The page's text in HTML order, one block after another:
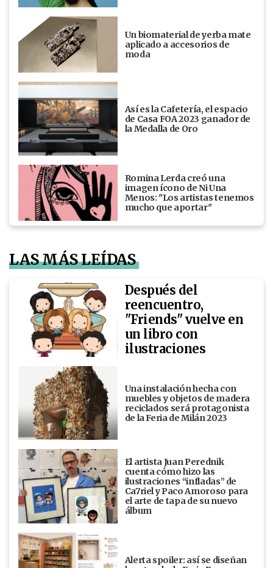
Un biomaterial de yerba mate
aplicado a accesorios de
moda
Así es la Cafetería, el espacio
de Casa FOA 2023 ganador de
la Medalla de Oro
Romina Lerda creó una
imagen ícono de Ni Una
Menos: "Los artistas tenemos
mucho que aportar"
LAS MÁS LEÍDAS
Después del
reencuentro,
"Friends" vuelve en
un libro con
ilustraciones
Una instalación hecha con
muebles y objetos de madera
reciclados será protagonista
de la Feria de Milán 2023
El artista Juan Perednik
cuenta cómo hizo las
ilustraciones “infladas” de
Ca7riel y Paco Amoroso para
el arte de tapa de su nuevo
álbum
Alerta spoiler: así se diseñan